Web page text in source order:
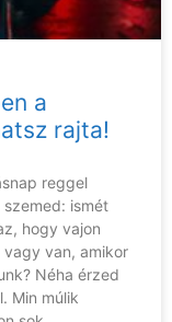
a
rajta!
reggel
ismét
hogy vajon
vagy van, amikor
Néha érzed
Min múlik